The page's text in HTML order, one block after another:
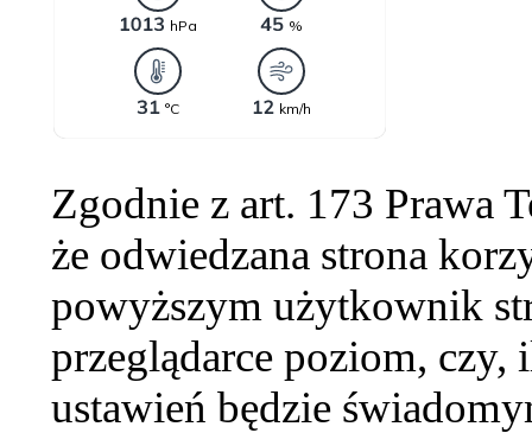
Zgodnie z art. 173 Prawa
że odwiedzana strona
powyższym użytkownik
przeglądarce poziom,
ustawień będzie